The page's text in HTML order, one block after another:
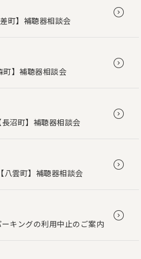
町】補聴器相談会
】補聴器相談会
沼町】補聴器相談会
雲町】補聴器相談会
キングの利用中止のご案内